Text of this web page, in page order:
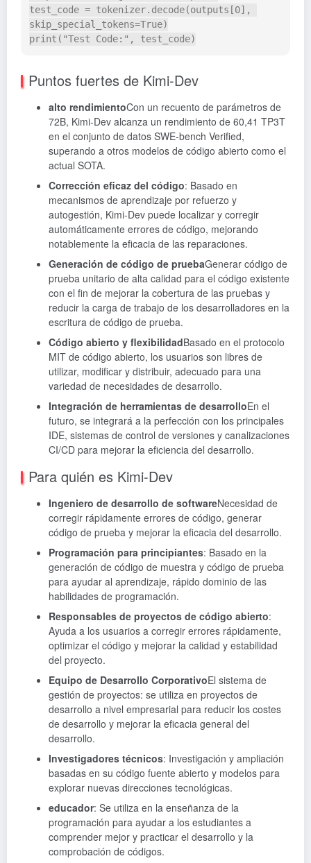
test_code = tokenizer. decode(outputs 0
,
skip_special_tokens=True)
print ( "Test Code:" , test_code)
Puntos fuertes de Kimi-Dev
alto rendimientoCon un recuento de parámetros de
72B, Kimi-Dev alcanza un rendimiento de 60,41 TP3T
en el conjunto de datos SWE-bench Verified,
superando a otros modelos de código abierto como el
actual SOTA.
Corrección eficaz del código: Basado en
mecanismos de aprendizaje por refuerzo y
autogestión, Kimi-Dev puede localizar y corregir
automáticamente errores de código, mejorando
notablemente la eficacia de las reparaciones.
Generación de código de pruebaGenerar código de
prueba unitario de alta calidad para el código existente
con el fin de mejorar la cobertura de las pruebas y
reducir la carga de trabajo de los desarrolladores en la
escritura de código de prueba.
Código abierto y flexibilidadBasado en el protocolo
MIT de código abierto, los usuarios son libres de
utilizar, modificar y distribuir, adecuado para una
variedad de necesidades de desarrollo.
Integración de herramientas de desarrolloEn el
futuro, se integrará a la perfección con los principales
IDE, sistemas de control de versiones y canalizaciones
CI/CD para mejorar la eficiencia del desarrollo.
Para quién es Kimi-Dev
Ingeniero de desarrollo de softwareNecesidad de
corregir rápidamente errores de código, generar
código de prueba y mejorar la eficacia del desarrollo.
Programación para principiantes: Basado en la
generación de código de muestra y código de prueba
para ayudar al aprendizaje, rápido dominio de las
habilidades de programación.
Responsables de proyectos de código abierto:
Ayuda a los usuarios a corregir errores rápidamente,
optimizar el código y mejorar la calidad y estabilidad
del proyecto.
Equipo de Desarrollo CorporativoEl sistema de
gestión de proyectos: se utiliza en proyectos de
desarrollo a nivel empresarial para reducir los costes
de desarrollo y mejorar la eficacia general del
desarrollo.
Investigadores técnicos: Investigación y ampliación
basadas en su código fuente abierto y modelos para
explorar nuevas direcciones tecnológicas.
educador: Se utiliza en la enseñanza de la
programación para ayudar a los estudiantes a
comprender mejor y practicar el desarrollo y la
comprobación de códigos.